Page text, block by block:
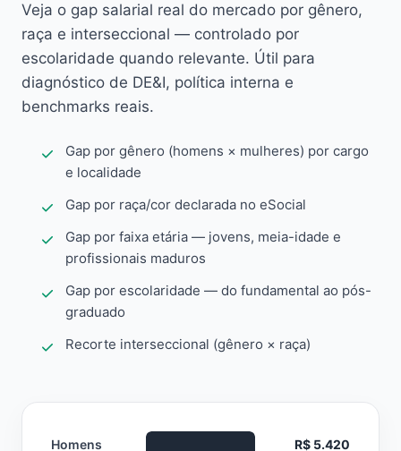
Veja o gap salarial real do mercado por gênero,
raça e interseccional — controlado por
escolaridade quando relevante. Útil para
diagnóstico de DE&I, política interna e
benchmarks reais.
Gap por gênero (homens × mulheres) por cargo
e localidade
Gap por raça/cor declarada no eSocial
Gap por faixa etária — jovens, meia-idade e
profissionais maduros
Gap por escolaridade — do fundamental ao pós-
graduado
Recorte interseccional (gênero × raça)
Homens R$ 5.420